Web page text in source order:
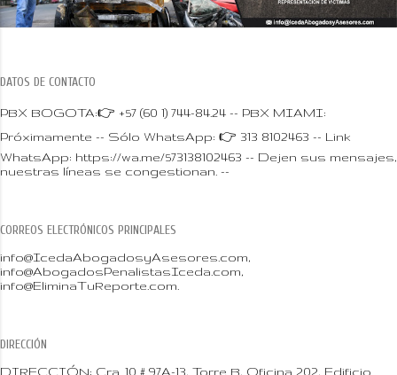
DATOS DE CONTACTO
PBX BOGOTA:👉 +57 (60 1) 744-84.24 -- PBX MIAMI:
Próximamente -- Sólo WhatsApp: 👉 313 8102463 -- Link
WhatsApp: https://wa.me/573138102463 -- Dejen sus mensajes,
nuestras líneas se congestionan. --
CORREOS ELECTRÓNICOS PRINCIPALES
info@IcedaAbogadosyAsesores.com,
info@AbogadosPenalistasIceda.com,
info@EliminaTuReporte.com.
DIRECCIÓN
DIRECCIÓN: Cra. 10 # 97A-13, Torre B, Oficina 202, Edificio